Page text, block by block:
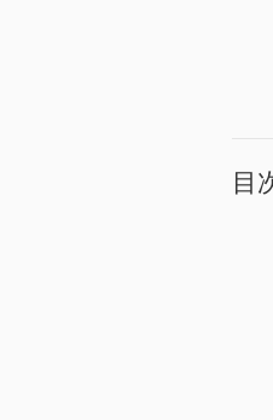
目